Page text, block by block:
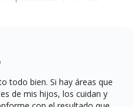
todo bien. Si hay áreas que
de mis hijos, los cuidan y